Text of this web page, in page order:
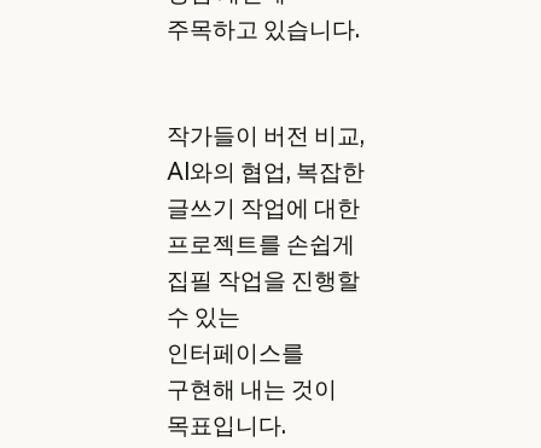
주목하고 있습니다.
작가들이 버전 비교,
AI와의 협업, 복잡한
글쓰기 작업에 대한
프로젝트를 손쉽게
집필 작업을 진행할
수 있는
인터페이스를
구현해 내는 것이
목표입니다.